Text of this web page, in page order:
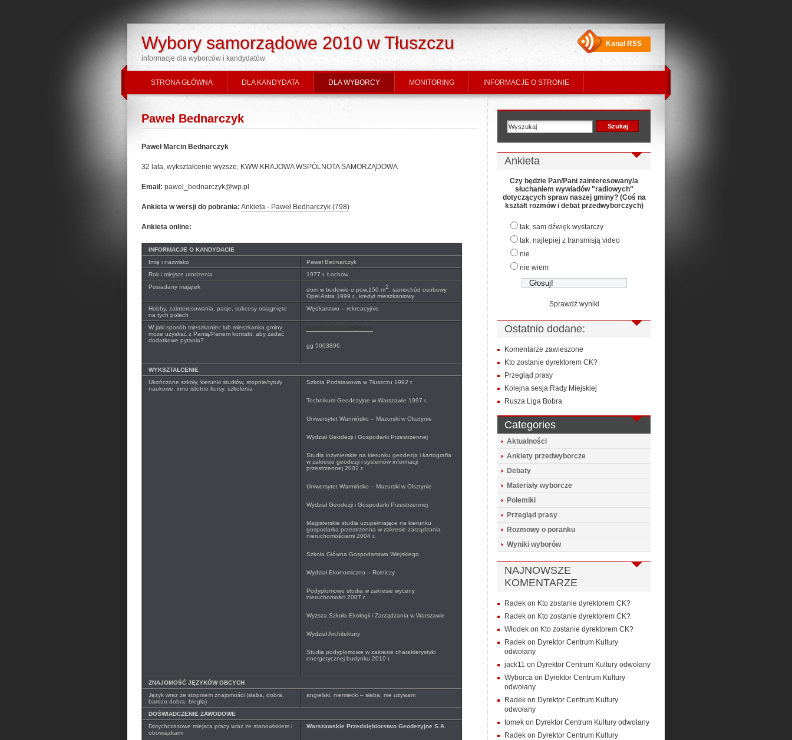
Wybory samorządowe 2010 w Tłuszczu
informacje dla wyborców i kandydatów
Kanał RSS
STRONA GŁÓWNA DLA KANDYDATA DLA WYBORCY MONITORING INFORMACJE O STRONIE
Paweł Bednarczyk
Paweł Marcin Bednarczyk
32 lata, wykształcenie wyższe, KWW KRAJOWA WSPÓLNOTA SAMORZĄDOWA
Email: pawel_bednarczyk@wp.pl
Ankieta w wersji do pobrania: Ankieta - Paweł Bednarczyk (798)
Ankieta online:
INFORMACJE O KANDYDACIE
Imię i nazwisko
Paweł Bednarczyk
Rok i miejsce urodzenia
1977 r. Łochów
Posiadany majątek
dom w budowie o pow.150 m2 , samochód osobowy
Opel Astra 1999 r., kredyt mieszkaniowy
Hobby, zainteresowania, pasje, sukcesy osiągnięte
na tych polach
Wędkarstwo – rekreacyjnie
W jaki sposób mieszkaniec lub mieszkanka gminy
może uzyskać z Panią/Panem kontakt, aby zadać
dodatkowe pytania?
gg 5003896
WYKSZTAŁCENIE
Ukończone szkoły, kierunki studiów, stopnie/tytuły
naukowe, inne istotne kursy, szkolenia
Szkoła Podstawowa w Tłuszczu 1992 r.
Technikum Geodezyjne w Warszawie 1997 r.
Uniwersytet Warmińsko – Mazurski w Olsztynie
Wydział Geodezji i Gospodarki Przestrzennej
Studia inżynierskie na kierunku geodezja i kartografia
w zakresie geodezji i systemów informacji
przestrzennej 2002 r.
Uniwersytet Warmińsko – Mazurski w Olsztynie
Wydział Geodezji i Gospodarki Przestrzennej
Magisterskie studia uzupełniające na kierunku
gospodarka przestrzenna w zakresie zarządzania
nieruchomościami 2004 r.
Szkoła Główna Gospodarstwa Wiejskiego
Wydział Ekonomiczno – Rolniczy
Podyplomowe studia w zakresie wyceny
nieruchomości 2007 r.
Wyższa Szkoła Ekologii i Zarządzania w Warszawie
Wydział Architektury
Studia podyplomowe w zakresie charakterystyki
energetycznej budynku 2010 r.
ZNAJOMOŚĆ JĘZYKÓW OBCYCH
Język wraz ze stopniem znajomości (słaba, dobra,
bardzo dobra, biegła)
angielski, niemiecki – słaba, nie używam
DOŚWIADCZENIE ZAWODOWE
Dotychczasowe miejsca pracy wraz ze stanowiskiem i
obowiązkami
Warszawskie Przedsiębiorstwo Geodezyjne S.A.
Ankieta
Czy będzie Pan/Pani zainteresowany/a
słuchaniem wywiadów "radiowych"
dotyczących spraw naszej gminy? (Coś na
kształt rozmów i debat przedwyborczych)
tak, sam dźwięk wystarczy
tak, najlepiej z transmisją video
nie
nie wiem
Sprawdź wyniki
Ostatnio dodane:
Komentarze zawieszone
Kto zostanie dyrektorem CK?
Przegląd prasy
Kolejna sesja Rady Miejskiej
Rusza Liga Bobra
Categories
Aktualności
Ankiety przedwyborcze
Debaty
Materiały wyborcze
Polemiki
Przegląd prasy
Rozmowy o poranku
Wyniki wyborów
NAJNOWSZE
KOMENTARZE
Radek on Kto zostanie dyrektorem CK?
Radek on Kto zostanie dyrektorem CK?
Włodek on Kto zostanie dyrektorem CK?
Radek on Dyrektor Centrum Kultury
odwołany
jack11 on Dyrektor Centrum Kultury odwołany
Wyborca on Dyrektor Centrum Kultury
odwołany
Radek on Dyrektor Centrum Kultury
odwołany
tomek on Dyrektor Centrum Kultury odwołany
Radek on Dyrektor Centrum Kultury